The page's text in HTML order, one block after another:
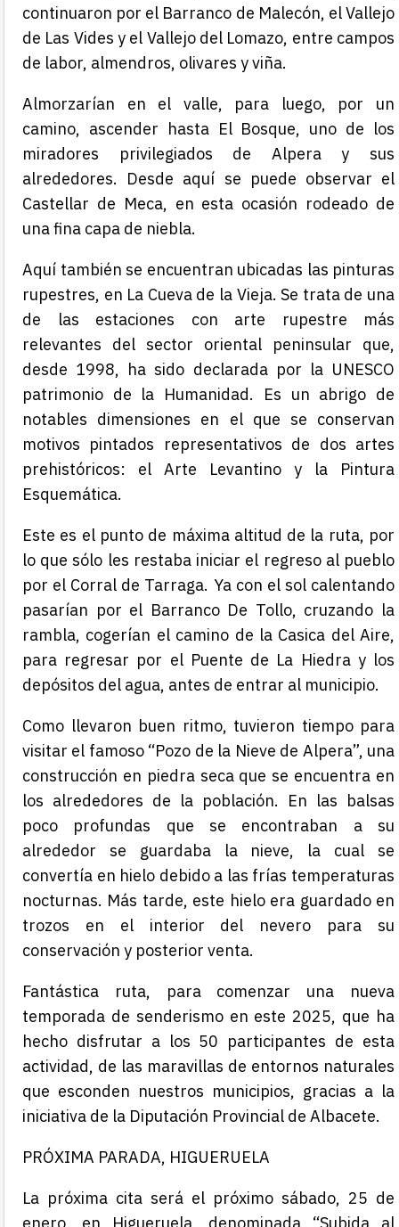
continuaron por el Barranco de Malecón, el Vallejo
de Las Vides y el Vallejo del Lomazo, entre campos
de labor, almendros, olivares y viña.
Almorzarían en el valle, para luego, por un
camino, ascender hasta El Bosque, uno de los
miradores privilegiados de Alperay sus
alrededores. Desde aquí se puede observar el
Castellar de Meca, en esta ocasión rodeado de
una fina capa de niebla.
Aquí también se encuentran ubicadas las pinturas
rupestres, en La Cueva de la Vieja. Se trata de una
de las estaciones con arte rupestre más
relevantes del sector oriental peninsular que,
desde 1998, ha sido declarada por la UNESCO
patrimonio de la Humanidad. Es un abrigo de
notables dimensiones en el que se conservan
motivos pintados representativos de dos artes
prehistóricos: el Arte Levantino y la Pintura
Esquemática.
Este es el punto de máxima altitud de la ruta, por
lo que sólo les restaba iniciar el regreso al pueblo
por el Corral de Tarraga. Ya con el sol calentando
pasarían por el Barranco De Tollo, cruzando la
rambla, cogerían el camino de la Casica del Aire,
para regresar por el Puente de La Hiedra y los
depósitos del agua, antes de entrar al municipio.
Como llevaron buen ritmo, tuvieron tiempo para
visitar el famoso “Pozo de la Nieve de Alpera”, una
construcción en piedra seca que se encuentra en
los alrededores de la población. En las balsas
poco profundas que se encontraban a su
alrededor se guardaba la nieve, la cual se
convertía en hielo debido a las frías temperaturas
nocturnas. Más tarde, este hielo era guardado en
trozos en el interior del nevero para su
conservación y posterior venta.
Fantástica ruta, para comenzar una nueva
temporada de senderismo en este 2025, que ha
hecho disfrutar a los 50 participantes de esta
actividad, de las maravillas de entornos naturales
que esconden nuestros municipios, gracias a la
iniciativa de la Diputación Provincial de Albacete.
PRÓXIMA PARADA, HIGUERUELA
La próxima cita será el próximo sábado, 25 de